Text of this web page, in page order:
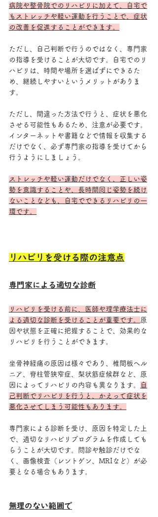
病院や整骨院でのリハビリに加えて、自宅で
もストレッチや軽い運動を行うことで、症状
の改善を促進することができます。
ただし、自己判断で行うのではなく、専門家
の指導を受けることが大切です。自宅でのリ
ハビリは、時間や場所を選ばずにできるた
め、継続しやすいというメリットがありま
す。
ただし、間違った方法で行うと、症状を悪化
させる可能性もあるため、注意が必要です。
インターネットや書籍などで情報を収集する
だけでなく、必ず専門家の指導を受けてから
行うようにしましょう。
ストレッチや軽い運動だけでなく、正しい姿
勢を意識することや、長時間同じ姿勢を続け
ないことなども、自宅でできるリハビリの一
環です。
リハビリを受ける際の注意点
専門家による適切な診断
リハビリを受ける前に、医師や理学療法士に
よる適切な診断を受けることが重要です。 原
因や状態を正確に把握することで、効果的な
リハビリを行うことができます。
坐骨神経痛の原因は様々であり、椎間板ヘル
ニア、脊柱管狭窄症、梨状筋症候群など、原
因によってリハビリの内容も異なります。
自
己判断でリハビリを行うと、かえって症状を
悪化させてしまう可能性もあります。
専門家による診断を受け、原因を特定した上
で、適切なリハビリプログラムを作成しても
らうことが大切です。問診や触診だけでな
く、画像検査（レントゲン、MRIなど）が必
要となる場合もあります。
無理のない範囲で